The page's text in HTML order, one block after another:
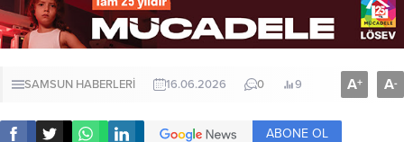
SAMSUN HABERLERİ 16.06.2026 0 9 A+ A-
ABONE OL